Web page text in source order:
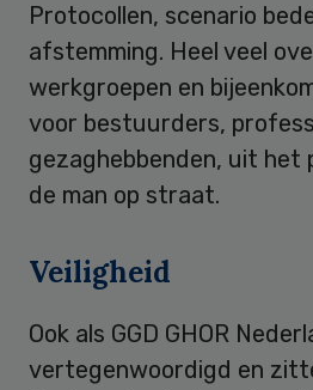
Protocollen, scenario
afstemming. Heel veel
werkgroepen en
voor bestuurders,
gezaghebbenden, uit het
de man op straat.
Veiligheid
Ook als GGD GHOR
vertegenwoordigd en